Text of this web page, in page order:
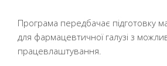
Програма передбачає підготовку
для фармацевтичної галузі з
працевлаштування.